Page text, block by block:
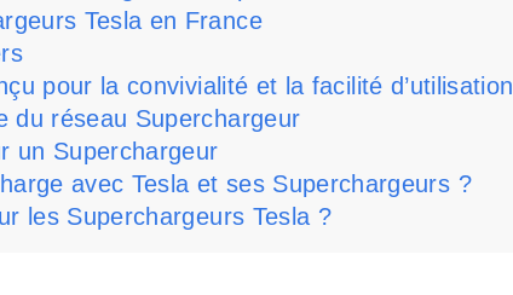
Tesla en France
pour la convivialité et la facilité d’utilisation
du réseau Superchargeur
un Superchargeur
avec Tesla et ses Superchargeurs ?
les Superchargeurs Tesla ?